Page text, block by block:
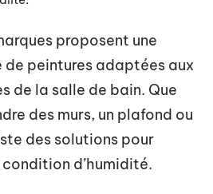
proposent une
peintures adaptées aux
de la salle de bain. Que
des murs, un plafond ou
des solutions pour
d’humidité.